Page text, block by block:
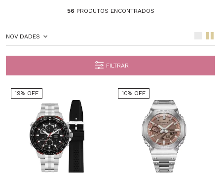
56 PRODUTOS ENCONTRADOS
NOVIDADES
FILTRAR
19% OFF 10% OFF